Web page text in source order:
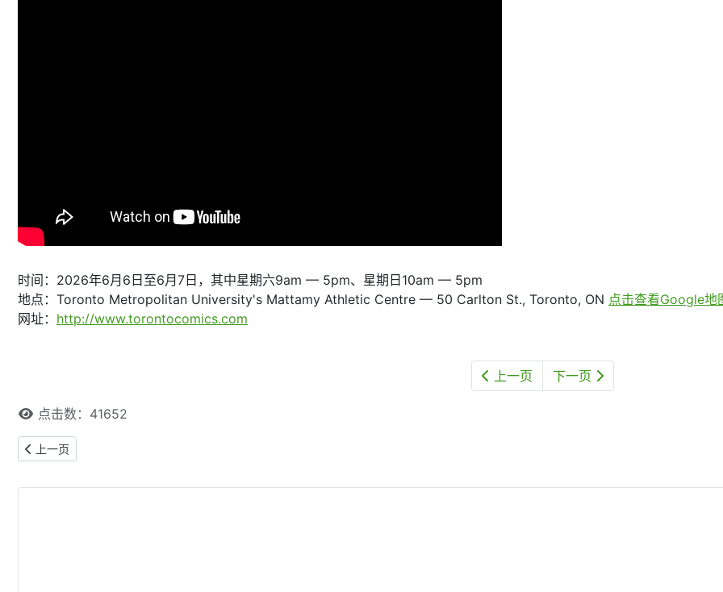
时间：2026年6月6日至6月7日，其中星期六9am — 5pm、星期日10am — 5pm
地点：Toronto Metropolitan University's Mattamy Athletic Centre — 50 Carlton St., Toronto, ON 点击查看Google地
网址： http://www.torontocomics.com
上一页 下一页
点击数：41652
上一篇文章: 多伦多2025年Labour Day公共场所及服务机构营业时间及相关信息
上一页